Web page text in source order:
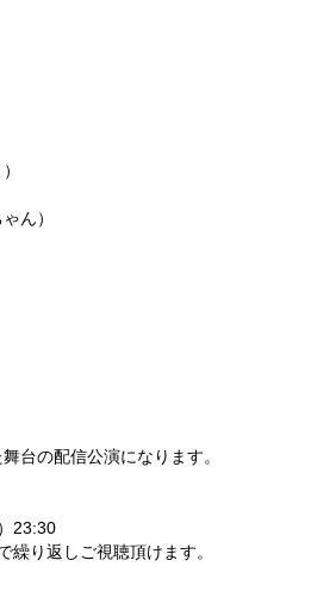
ん）
台の配信公演になります。
23:30
り返しご視聴頂けます。